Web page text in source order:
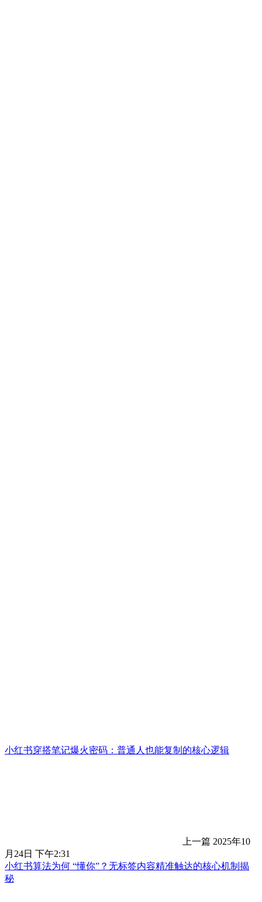
小红书穿搭笔记爆火密码：普通人也能复制的核心逻辑
上一篇 2025年10
月24日 下午2:31
小红书算法为何 “懂你”？无标签内容精准触达的核心机制揭
秘